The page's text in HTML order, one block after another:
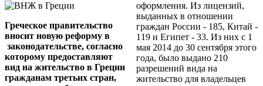
Греческое правительство
вносит новую реформу в
законодательстве, согласно
которому предоставляют
вид на жительство в Греции
гражданам третьих стран,
оформления. Из лицензий,
выданных в отношении
граждан России - 185, Китай -
119 и Египет - 33. Из них с 1
мая 2014 до 30 сентября этого
года, было выдано 210
разрешений вида на
жительство для владельцев